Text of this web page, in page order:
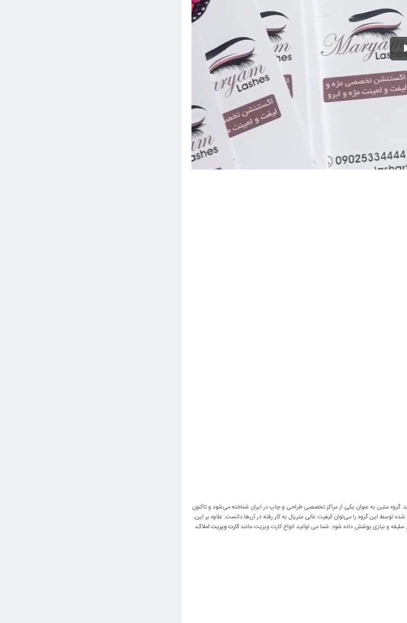
متین به عنوان یکی از مراکز تخصصی طراحی و چاپ در ایران شناخته می‌شود و تاکنون
توسط این گروه را می‌توان کیفیت عالی متریال به کار رفته در آن‌ها دانست. علاوه بر این،
و نیازی پوشش داده شود. شما می توانید انواع کارت ویزیت مانندکارت ویزیت املاک،